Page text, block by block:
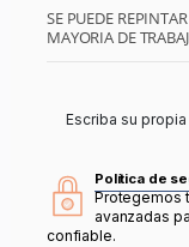
SE PUEDE
MAYORIA DE
Escriba su
Política de
Protegemos
avanzadas
confiable.